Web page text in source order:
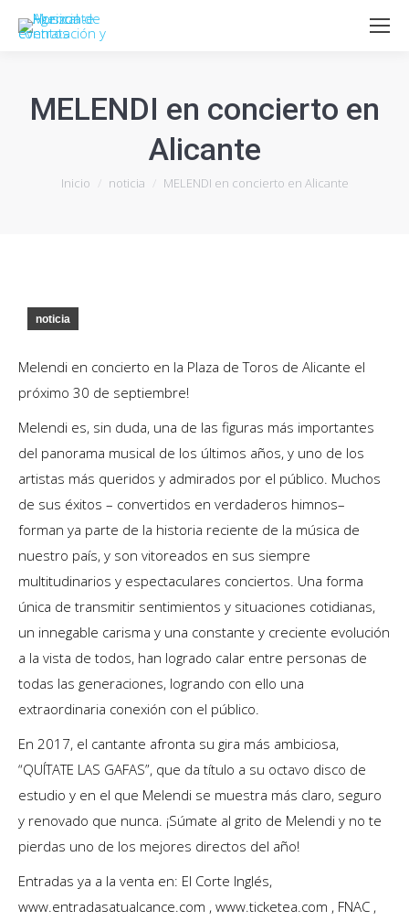
MELENDI en concierto en
Alicante
Estás aquí:
Inicio noticia MELENDI en concierto en Alicante
noticia
Melendi en concierto en la Plaza de Toros de Alicante el
próximo 30 de septiembre!
Melendi es, sin duda, una de las figuras más importantes
del panorama musical de los últimos años, y uno de los
artistas más queridos y admirados por el público. Muchos
de sus éxitos – convertidos en verdaderos himnos–
forman ya parte de la historia reciente de la música de
nuestro país, y son vitoreados en sus siempre
multitudinarios y espectaculares conciertos. Una forma
única de transmitir sentimientos y situaciones cotidianas,
un innegable carisma y una constante y creciente evolución
a la vista de todos, han logrado calar entre personas de
todas las generaciones, logrando con ello una
extraordinaria conexión con el público.
En 2017, el cantante afronta su gira más ambiciosa,
“QUÍTATE LAS GAFAS”, que da título a su octavo disco de
estudio y en el que Melendi se muestra más claro, seguro
y renovado que nunca. ¡Súmate al grito de Melendi y no te
pierdas uno de los mejores directos del año!
Entradas ya a la venta en: El Corte Inglés,
www.entradasatualcance.com , www.ticketea.com , FNAC ,